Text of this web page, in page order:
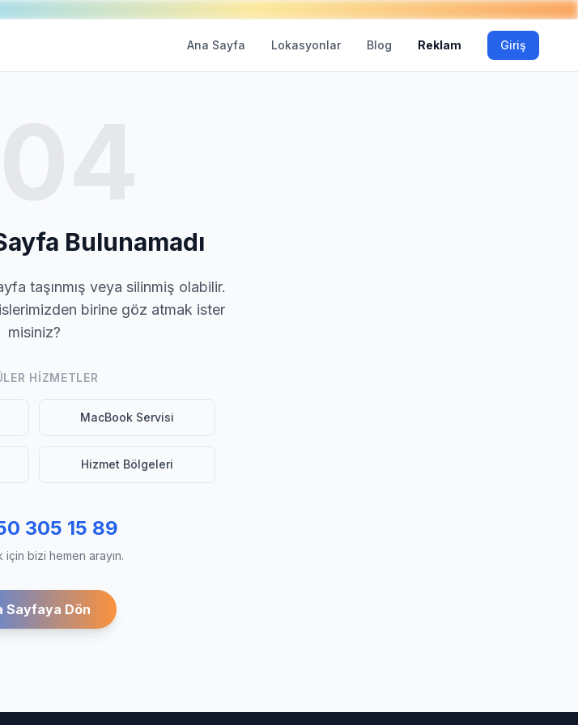
Ana Sayfa Lokasyonlar Blog Reklam Giriş
Bulunamadı
taşınmış veya silinmiş olabilir.
birine göz atmak ister
misiniz?
HIZMETLER
MacBook Servisi
Hizmet Bölgeleri
305 15 89
için bizi hemen arayın.
Sayfaya Dön